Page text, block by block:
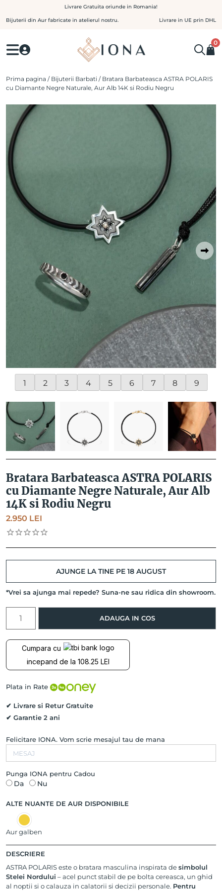
to
Livrare Gratuita oriunde in Romania!
Bijuterii din Aur fabricate in atelierul nostru. Livrare in UE prin DHL
0
Prima pagina / Bijuterii Barbati / Bratara Barbateasca ASTRA POLARIS
cu Diamante Negre Naturale, Aur Alb 14K si Rodiu Negru
1 2 3 4 5 6 7 8 9
Bratara Barbateasca ASTRA POLARIS
cu Diamante Negre Naturale, Aur Alb
14K si Rodiu Negru
2.950 LEI
AJUNGE LA TINE PE 18 AUGUST
*Vrei sa ajunga mai repede? Suna-ne sau ridica din showroom.
Bratara
Barbateasca
ASTRA
POLARIS
Negre
Aur
Alb
si
Rodiu
Negru
ADAUGA IN COS
Cumpara cu
incepand de la 108.25 LEI
Plata in Rate
✔ Livrare si Retur Gratuite
✔ Garantie 2 ani
Felicitare IONA. Vom scrie mesajul tau de mana
Punga IONA pentru Cadou
Da Nu
ALTE NUANTE DE AUR DISPONIBILE
Aur galben
DESCRIERE
ASTRA POLARIS este o bratara masculina inspirata desimbolul
Stelei Nordului – acel punct stabil de pe bolta cereasca, un ghid
al noptii si o calauza in calatorii si decizii personale. Pentru